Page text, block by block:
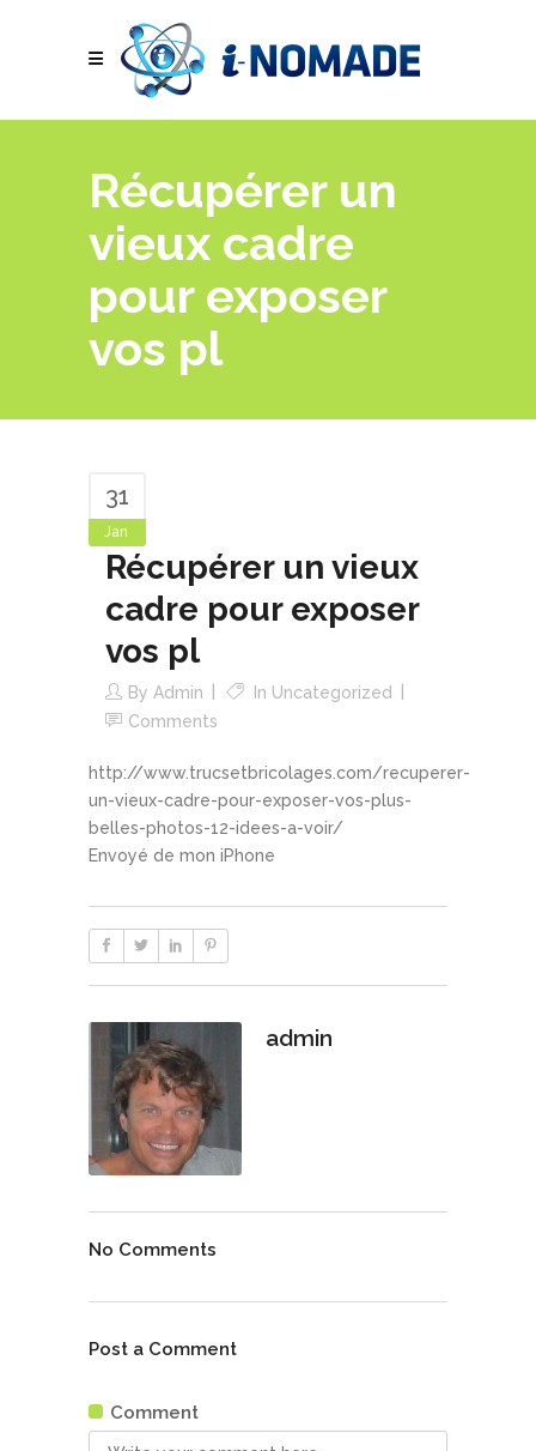
Récupérer un
vieux cadre
pour exposer
vos pl
31
Jan
Récupérer un vieux
cadre pour exposer
vos pl
By Admin In Uncategorized
Comments
http://www.trucsetbricolages.com/recuperer-
un-vieux-cadre-pour-exposer-vos-plus-
belles-photos-12-idees-a-voir/
Envoyé de mon iPhone
admin
No Comments
Post a Comment
Comment